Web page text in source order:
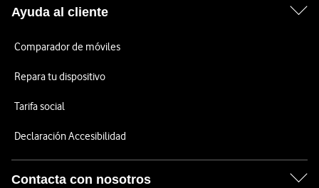
Ayuda al cliente
Comparador de móviles
Repara tu dispositivo
Tarifa social
Declaración Accesibilidad
Contacta con nosotros